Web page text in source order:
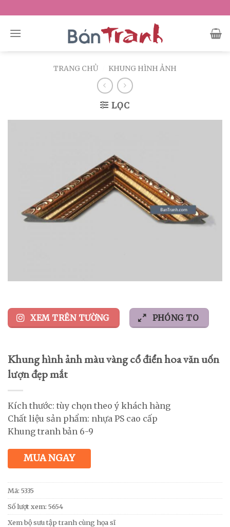
to
content
TRANG CHỦ KHUNG HÌNH ẢNH
LỌC
XEM TRÊN TƯỜNG PHÓNG TO
Khung hình ảnh màu vàng cổ điển hoa văn uốn
lượn đẹp mắt
Kích thước: tùy chọn theo ý khách hàng
Chất liệu sản phẩm: nhựa PS cao cấp
Khung tranh bản 6-9
MUA NGAY
Mã: 5335
Số lượt xem: 5654
Xem bộ sưu tập tranh cùng họa sĩ